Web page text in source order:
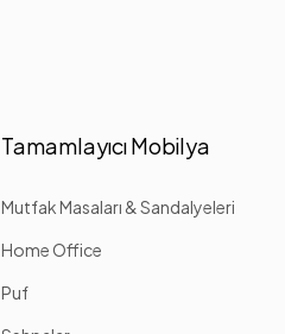
Tamamlayıcı Mobilya
Mutfak Masaları & Sandalyeleri
Home Office
Puf